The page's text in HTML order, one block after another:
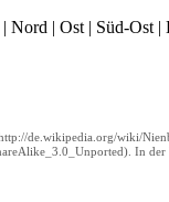
| Nord | Ost | Süd-Ost |
. In